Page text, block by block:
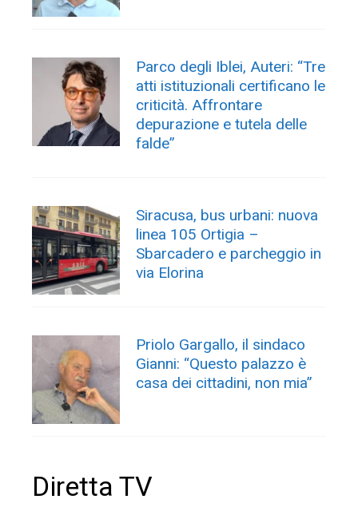
Parco degli Iblei, Auteri: “Tre
atti istituzionali certificano le
criticità. Affrontare
depurazione e tutela delle
falde”
Siracusa, bus urbani: nuova
linea 105 Ortigia –
Sbarcadero e parcheggio in
via Elorina
Priolo Gargallo, il sindaco
Gianni: “Questo palazzo è
casa dei cittadini, non mia”
Diretta TV